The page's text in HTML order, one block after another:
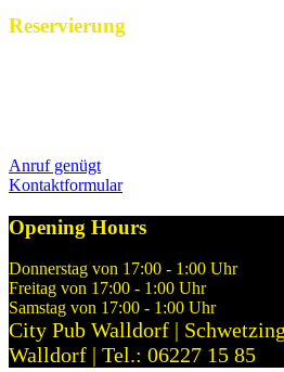
Reservierung
Anruf genügt
Kontaktformular
Opening Hours
Donnerstag von 17:00 - 1:00 Uhr
Freitag von 17:00 - 1:00 Uhr
Samstag von 17:00 - 1:00 Uhr
City Pub Walldorf |
Walldorf | Tel.: 06227 15 85